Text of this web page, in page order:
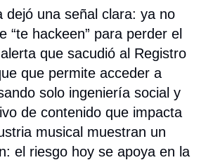
dejó una señal clara: ya no
“te hackeen” para perder el
que sacudió al Registro
que permite acceder a
solo ingeniería social y
de contenido que impacta
musical muestran un
el riesgo hoy se apoya en la